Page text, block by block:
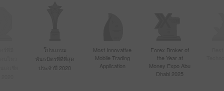
โปรแกรม
พันธมิตรที่ดีที่สุด
ประจำปี 2020
Most Innovative
Mobile Trading
Application
Forex Broker of
the Year at
Money Expo Abu
Dhabi 2025